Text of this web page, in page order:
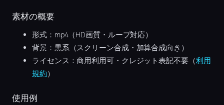
素材の概要
形式：mp4（HD画質・ループ対応）
背景：黒系（スクリーン合成・加算合成向き）
ライセンス：商用利用可・クレジット表記不要（利用
規約）
使用例